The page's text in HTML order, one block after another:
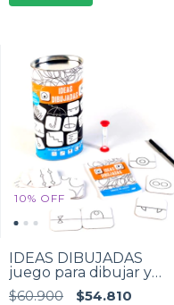
10% OFF
IDEAS DIBUJADAS
juego para dibujar y
crear
$60.900 $54.810